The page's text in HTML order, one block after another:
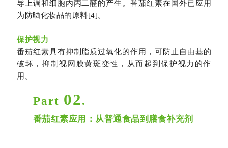
导上调和细胞内丙二醛的产生。番茄红素在国外已应用
为防晒化妆品的原料[4]。
保护视力
番茄红素具有抑制脂质过氧化的作用，可防止自由基的
破坏，抑制视网膜黄斑变性，从而起到保护视力的作
用。
Part 02.
番茄红素应用： 从普通食品到膳食补充剂